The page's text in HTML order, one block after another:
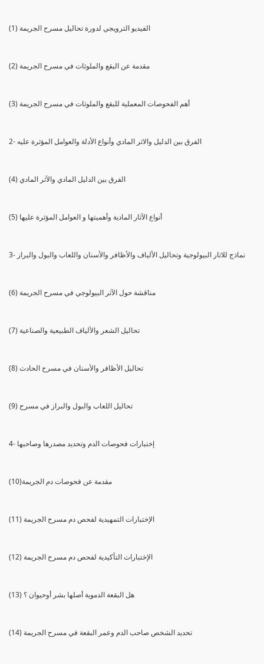
(1) الفيديو الترويجي لدورة تحاليل مسرح الجريمة
(2) مقدمة عن البقع والملوثات في مسرح الجريمة
(3) أهم الفحوصات المعملية للبقع والملوثات في مسرح الجريمة
2- الفرق بين الدليل والاثر المادي وأنواع الأدلة والعوامل المؤثرة عليه
(4) الفرق بين الدليل المادي والآثر المادي
(5) أنواع الآثار المادية وأهميتها و العوامل المؤثرة عليها
3- نماذج للاثار البيولوجية وتحاليل الألياف والأظافر والأسنان واللعاب والبول والبراز
(6) مناقشة حول الآثر البيولوجي في مسرح الجريمة
(7) تحاليل الشعر والألياف الطبيعية والصناعية
(8) تحاليل الأظافر والأسنان في مسرح الحادث
(9) تحاليل اللعاب والبول والبراز في مسرح
4- إختبارات فحوصات الدم وتحديد مصدرها وصاحبها
(10)مقدمة عن فحوصات دم الجريمة
(11) الإختبارات التمهيدية لفحص دم مسرح الجريمة
(12) الإختبارات التأكيدية لفحص دم مسرح الجريمة
(13) هل البقعة الدموية أصلها بشر أوحيوان ؟
(14) تحديد الشخص صاحب الدم وعمر البقعة في مسرح الجريمة